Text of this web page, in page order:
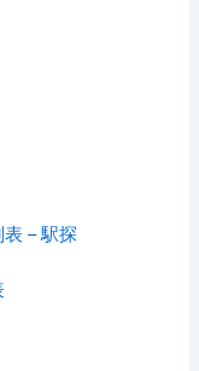
– 駅探